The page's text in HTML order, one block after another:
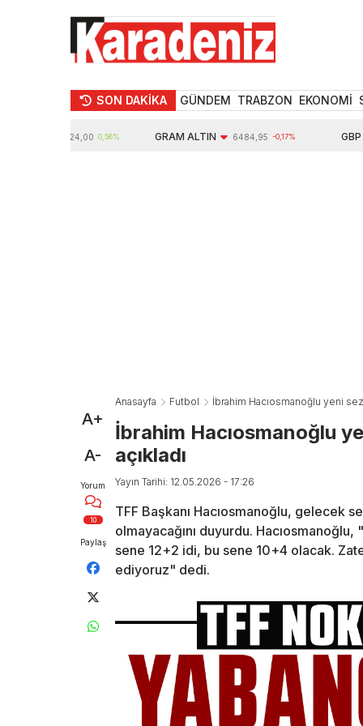
SON DAKİKA GÜNDEM TRABZON EKONOMİ
0,56% GRAM ALTIN 6484,95 -0,17%
A+
A-
Yorum
10
Paylaş
Anasayfa Futbol İbrahim Hacıosmanoğlu yeni
İbrahim Hacıosmanoğlu
açıkladı
Yayın Tarihi: 12.05.2026 - 17:26
TFF Başkanı Hacıosmanoğlu, gelecek
olmayacağını duyurdu.
sene 12+2 idi, bu sene 10+4 olacak.
ediyoruz" dedi.